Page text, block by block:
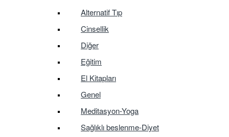
Alternatif Tıp
Cinsellik
Diğer
Eğitim
El Kitapları
Genel
Meditasyon-Yoga
Sağlıklı beslenme-Diyet